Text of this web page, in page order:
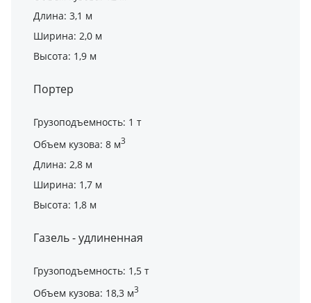
Длина: 3,1 м
Ширина: 2,0 м
Высота: 1,9 м
Портер
Грузоподъемность: 1 т
Объем кузова: 8 м3
Длина: 2,8 м
Ширина: 1,7 м
Высота: 1,8 м
Газель - удлиненная
Грузоподъемность: 1,5 т
Объем кузова: 18,3 м3